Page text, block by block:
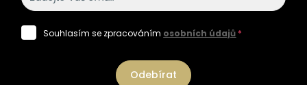
Souhlasím se zpracováním osobních údajů *
Odebírat